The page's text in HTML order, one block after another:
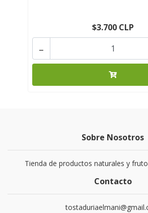
$3.700 CLP
-
Sobre Nosotros
Tienda de productos naturales y
Contacto